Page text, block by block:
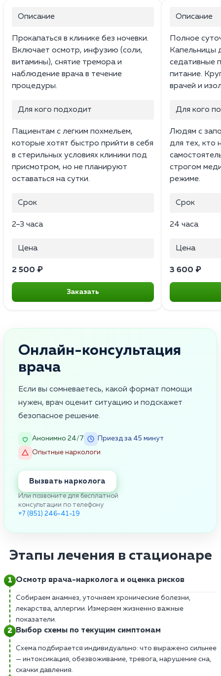
Описание
Прокапаться в клинике без ночевки.
Включает осмотр, инфузию (соли,
витамины), снятие тремора и
наблюдение врача в течение
процедуры.
Для кого подходит
Пациентам с легким похмельем,
которые хотят быстро прийти в себя
в стерильных условиях клиники под
присмотром, но не планируют
оставаться на сутки.
Срок
2–3 часа
Цена
2 500 ₽
Заказать
Описание
Полное
Капельницы
седативные
питание.
врачей и
Для кого
Людям с
для тех, кто
строгом
режиме.
Срок
24 часа
Цена
3 600 ₽
Онлайн-консультация
врача
Если вы сомневаетесь, какой формат помощи
нужен, врач оценит ситуацию и подскажет
безопасное решение.
Анонимно 24/7
Приезд за 45 минут
Опытные наркологи
Вызвать нарколога
Или позвоните для бесплатной
консультации по телефону
+7 (851) 246-41-19
Этапы лечения в стационаре
Осмотр врача-нарколога и оценка рисков
Собираем анамнез, уточняем хронические болезни,
лекарства, аллергии. Измеряем жизненно важные
показатели.
Выбор схемы по текущим симптомам
Схема подбирается индивидуально: что выражено сильнее
— интоксикация, обезвоживание, тревога, нарушение сна,
скачки давления.